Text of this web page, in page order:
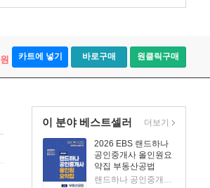
원 카트에 넣기 바로구매 원클릭구매
이 분야 베스트셀러
2026 EBS 랜드하나
공인중개사 올인원요
약집 부동산공법
더보기